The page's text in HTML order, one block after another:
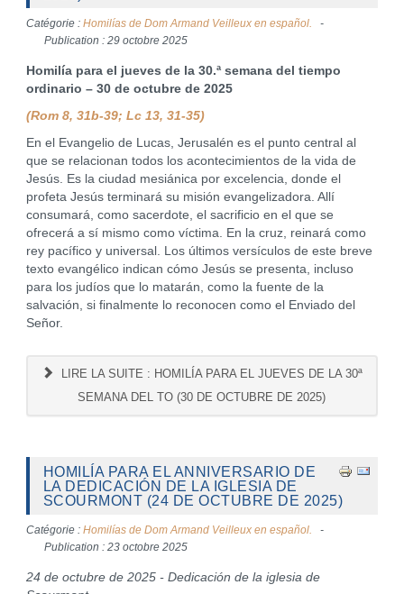
Catégorie : Homilías de Dom Armand Veilleux en español.
Publication : 29 octobre 2025
Homilía para el jueves de la 30.ª semana del tiempo
ordinario – 30 de octubre de 2025
(Rom 8, 31b-39; Lc 13, 31-35)
En el Evangelio de Lucas, Jerusalén es el punto central al
que se relacionan todos los acontecimientos de la vida de
Jesús. Es la ciudad mesiánica por excelencia, donde el
profeta Jesús terminará su misión evangelizadora. Allí
consumará, como sacerdote, el sacrificio en el que se
ofrecerá a sí mismo como víctima. En la cruz, reinará como
rey pacífico y universal. Los últimos versículos de este breve
texto evangélico indican cómo Jesús se presenta, incluso
para los judíos que lo matarán, como la fuente de la
salvación, si finalmente lo reconocen como el Enviado del
Señor.
LIRE LA SUITE : HOMILÍA PARA EL JUEVES DE LA 30ª
SEMANA DEL TO (30 DE OCTUBRE DE 2025)
HOMILÍA PARA EL ANNIVERSARIO DE
LA DEDICACIÓN DE LA IGLESIA DE
SCOURMONT (24 DE OCTUBRE DE 2025)
Catégorie : Homilías de Dom Armand Veilleux en español.
Publication : 23 octobre 2025
24 de octubre de 2025 - Dedicación de la iglesia de